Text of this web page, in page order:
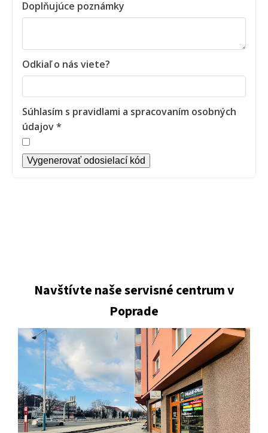
Doplňujúce poznámky
Odkiaľ o nás viete?
Súhlasím s pravidlami a spracovaním osobných
údajov *
Vygenerovať odosielací kód
Navštívte naše servisné centrum v
Poprade